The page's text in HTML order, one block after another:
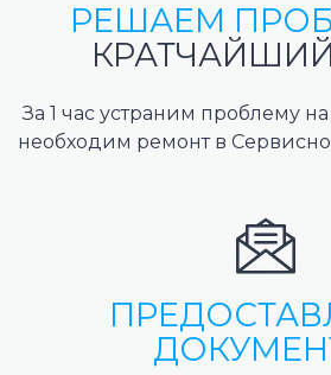
РЕШАЕМ
За 1 час устраним проблему
необходим ремонт в